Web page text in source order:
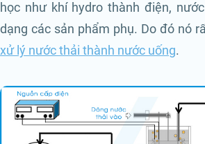
học như khí hydro thành điện,
dạng các sản phẩm phụ. Do đó nó
xử lý nước thải thành nước uống.